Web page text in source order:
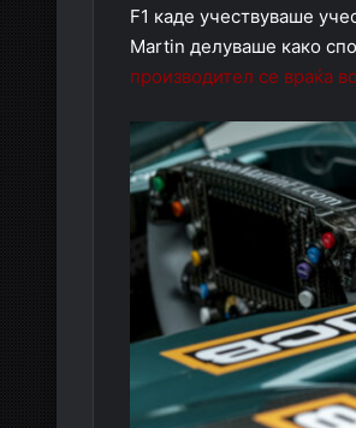
F1 каде учествуваше
Martin делуваше како
производител се враќа